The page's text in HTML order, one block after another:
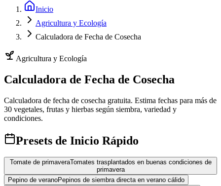
Inicio
Agricultura y Ecología
Calculadora de Fecha de Cosecha
Agricultura y Ecología
Calculadora de Fecha de Cosecha
Calculadora de fecha de cosecha gratuita. Estima fechas para más de
30 vegetales, frutas y hierbas según siembra, variedad y
condiciones.
Presets de Inicio Rápido
Tomate de primaveraTomates trasplantados en buenas condiciones de
primavera
Pepino de veranoPepinos de siembra directa en verano cálido